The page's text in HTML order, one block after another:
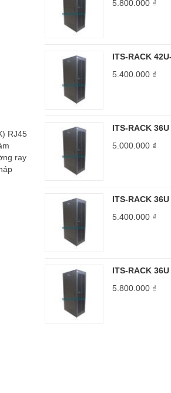
RJ45
ray
5.800.000 ₫
ITS-RACK
5.400.000 ₫
ITS-RACK
5.000.000 ₫
ITS-RACK
5.400.000 ₫
ITS-RACK
5.800.000 ₫